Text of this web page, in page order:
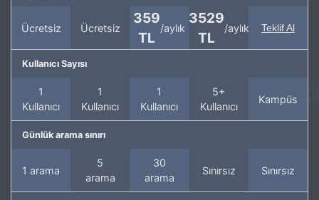
Ücretsiz Ücretsiz
359
TL
/aylık
3529
TL
/aylık Teklif Al
Kullanıcı Sayısı
1
Kullanıcı
1
Kullanıcı
1
Kullanıcı
5+
Kullanıcı
Kampüs
Günlük arama sınırı
1 arama
5
arama
30
arama
Sınırsız Sınırsız